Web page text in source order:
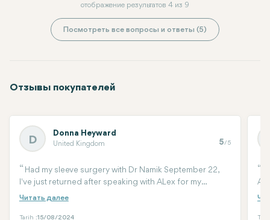
отображение результатов 4 из 9
Посмотреть все вопросы и ответы (5)
Отзывы покупателей
D
Donna Heyward
United Kingdom 5/5
Had my sleeve surgery with Dr Namik September 22,
I've just returned after speaking with ALex for my
mummy makeover.Clinic antalya recommended my
was going to be in good hands again. Im one week post
Tarih :15/08/2024